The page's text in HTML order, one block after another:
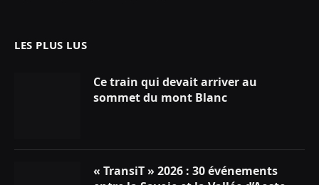
LES PLUS LUS
Ce train qui devait arriver au
sommet du mont Blanc
« TransiT » 2026 : 30 événements